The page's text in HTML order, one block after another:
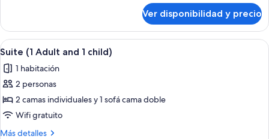
2
children)
(1
Adult
and
children)
Ver disponibilidad y precio
Ver
todas
las
fotos
de
Suite
(1
Habitación de hotel con cama, sofá,
5
Suite (1 Adult and 1 child)
1 habitación
2 personas
2 camas individuales y 1 sofá cama doble
Wifi gratuito
Más detalles
Más